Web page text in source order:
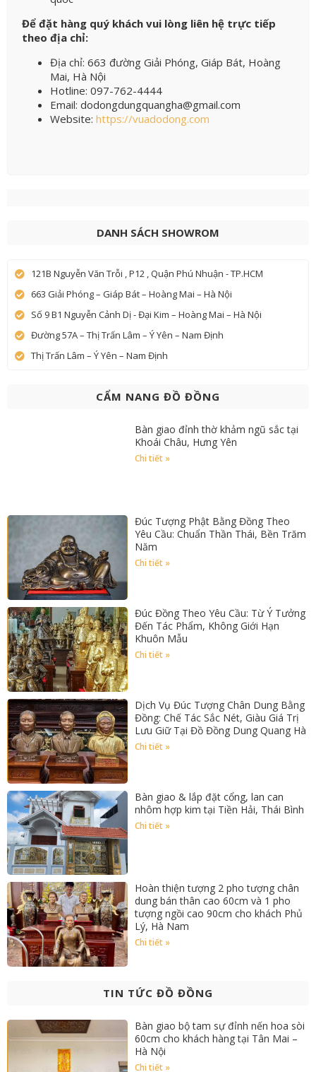
Để đặt hàng quý khách vui lòng liên hệ trực tiếp
theo địa chỉ:
Địa chỉ: 663 đường Giải Phóng, Giáp Bát, Hoàng
Mai, Hà Nội
Hotline: 097-762-4444
Email: dodongdungquangha@gmail.com
Website: https://vuadodong.com
DANH SÁCH SHOWROM
121B Nguyễn Văn Trỗi , P12 , Quận Phú Nhuận - TP.HCM
663 Giải Phóng – Giáp Bát – Hoàng Mai – Hà Nội
Số 9 B1 Nguyễn Cảnh Dị - Đại Kim – Hoàng Mai – Hà Nội
Đường 57A – Thị Trấn Lâm – Ý Yên – Nam Định
Thị Trấn Lâm – Ý Yên – Nam Định
CẨM NANG ĐỒ ĐỒNG
Bàn giao đỉnh thờ khảm ngũ sắc tại
Khoái Châu, Hưng Yên
Chi tiết »
Đúc Tượng Phật Bằng Đồng Theo
Yêu Cầu: Chuẩn Thần Thái, Bền Trăm
Năm
Chi tiết »
Đúc Đồng Theo Yêu Cầu: Từ Ý Tưởng
Đến Tác Phẩm, Không Giới Hạn
Khuôn Mẫu
Chi tiết »
Dịch Vụ Đúc Tượng Chân Dung Bằng
Đồng: Chế Tác Sắc Nét, Giàu Giá Trị
Lưu Giữ Tại Đồ Đồng Dung Quang Hà
Chi tiết »
Bàn giao & lắp đặt cổng, lan can
nhôm hợp kim tại Tiền Hải, Thái Bình
Chi tiết »
Hoàn thiện tượng 2 pho tượng chân
dung bán thân cao 60cm và 1 pho
tượng ngồi cao 90cm cho khách Phủ
Lý, Hà Nam
Chi tiết »
TIN TỨC ĐỒ ĐỒNG
Bàn giao bộ tam sự đỉnh nến hoa sòi
60cm cho khách hàng tại Tân Mai –
Hà Nội
Chi tiết »